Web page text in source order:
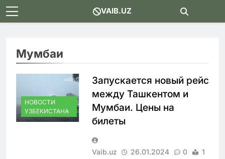
Skip
to
VAIB.UZ
Мумбаи
НОВОСТИ
УЗБЕКИСТАНА
Запускается новый рейс
между Ташкентом и
Мумбаи. Цены на
билеты
Vaib.uz 26.01.2024 0
1